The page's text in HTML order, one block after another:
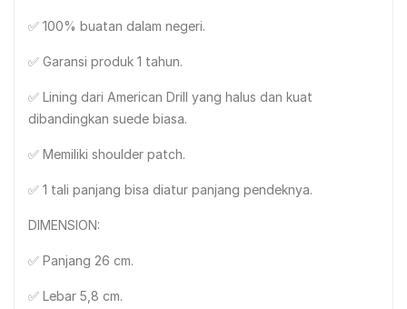
✅ 100% buatan dalam negeri.
✅ Garansi produk 1 tahun.
✅ Lining dari American Drill yang halus dan kuat
dibandingkan suede biasa.
✅ Memiliki shoulder patch.
✅ 1 tali panjang bisa diatur panjang pendeknya.
DIMENSION:
✅ Panjang 26 cm.
✅ Lebar 5,8 cm.